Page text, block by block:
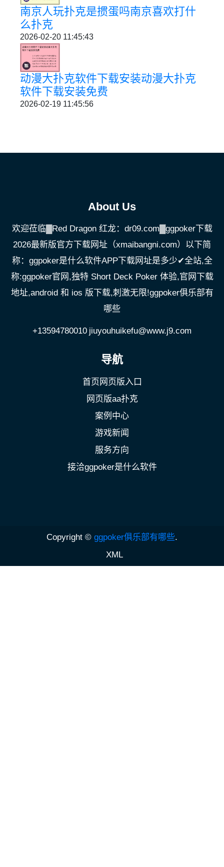
南京人玩扑克是掼蛋吗南京喜欢打什
么扑克
2026-02-20 11:45:43
动漫大扑克软件下载安装动漫大扑克
软件下载安装免费
2026-02-19 11:45:56
About Us
欢迎莅临▓Red Dragon 红龙：dr09.com▓ggpoker下载
2026最新版官方下载网址（xmaibangni.com）以下简
称：ggpoker是什么软件APP下载网址是多少✔全站,全
称:ggpoker官网,独特 Short Deck Poker 体验,官网下载
地址,android 和 ios 版下载,刺激无限!ggpoker俱乐部有
哪些
+13594780010 jiuyouhuikefu@www.j9.com
导航
首页网页版入口
网页版aa扑克
案例中心
游戏新闻
服务方向
接洽ggpoker是什么软件
Copyright © ggpoker俱乐部有哪些.
XML